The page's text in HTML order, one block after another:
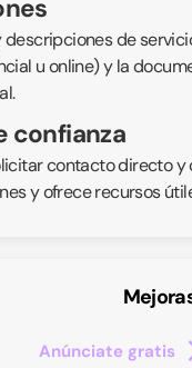
de
u online) y la
confianza
contacto directo
y ofrece recursos
Anúnciate gratis